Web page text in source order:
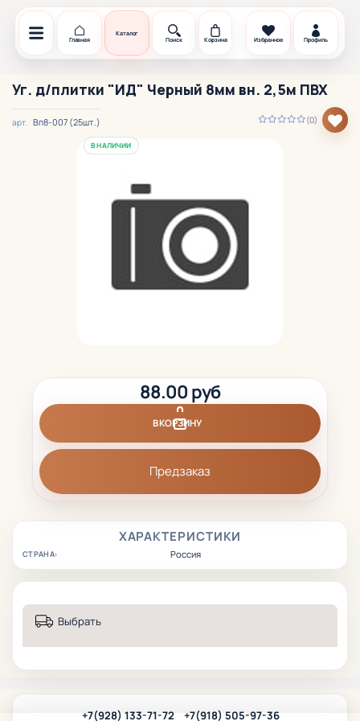
Главная
Каталог
Поиск
Корзина Избранное Профиль
Уг. д/плитки "ИД" Черный 8мм вн. 2,5м ПВХ
(0)
арт. Вп8-007 (25шт.)
В НАЛИЧИИ
ХАРАКТЕРИСТИКИ
СТРАНА: Россия
88.00 руб
В КОРЗИНУ
Предзаказ
Выбрать
+7(928) 133-71-72 +7(918) 505-97-36